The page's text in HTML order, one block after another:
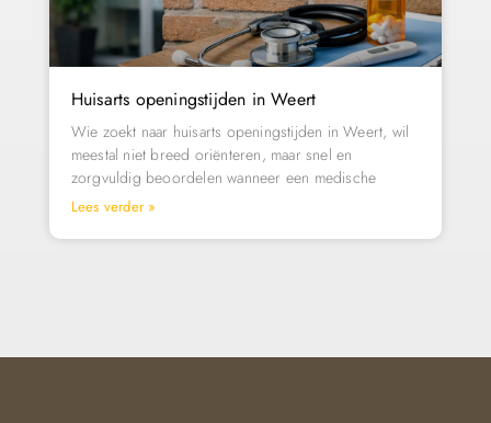
Huisarts openingstijden in Weert
Wie zoekt naar huisarts openingstijden in Weert, wil
meestal niet breed oriënteren, maar snel en
zorgvuldig beoordelen wanneer een medische
Lees verder »